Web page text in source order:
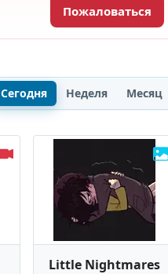
Пожаловаться
Сегодня Неделя Месяц
Little Nightmares